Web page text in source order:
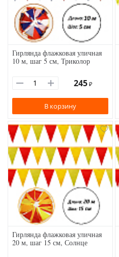
Гирлянда флажковая уличная
10 м, шаг 5 см, Триколор
245 ₽
В корзину
Гирлянда флажковая уличная
20 м, шаг 15 см, Солнце